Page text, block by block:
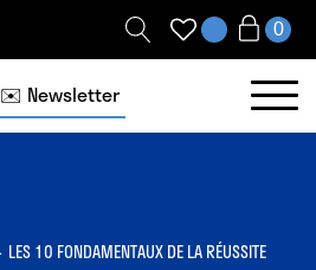
✉️ Newsletter
LES 10 FONDAMENTAUX DE LA RÉUSSITE